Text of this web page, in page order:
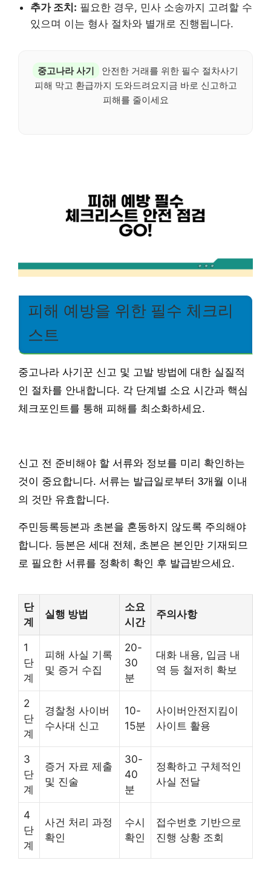
추가 조치: 필요한 경우, 민사 소송까지 고려할 수
있으며 이는 형사 절차와 별개로 진행됩니다.
중고나라 사기
안전한 거래를 위한 필수 절차사기
피해 막고 환급까지 도와드려요지금 바로 신고하고
피해를 줄이세요
피해 예방을 위한 필수 체크리
스트
중고나라 사기꾼 신고 및 고발 방법에 대한 실질적
인 절차를 안내합니다. 각 단계별 소요 시간과 핵심
체크포인트를 통해 피해를 최소화하세요.
신고 전 준비해야 할 서류와 정보를 미리 확인하는
것이 중요합니다. 서류는 발급일로부터 3개월 이내
의 것만 유효합니다.
주민등록등본과 초본을 혼동하지 않도록 주의해야
합니다. 등본은 세대 전체, 초본은 본인만 기재되므
로 필요한 서류를 정확히 확인 후 발급받으세요.
단
계
실행 방법
소요
시간
주의사항
1
단
계
피해 사실 기록
및 증거 수집
20-
30
분
대화 내용, 입금 내
역 등 철저히 확보
2
단
계
경찰청 사이버
수사대 신고
10-
15분
사이버안전지킴이
사이트 활용
3
단
계
증거 자료 제출
및 진술
30-
40
분
정확하고 구체적인
사실 전달
4
단
계
사건 처리 과정
확인
수시
확인
접수번호 기반으로
진행 상황 조회